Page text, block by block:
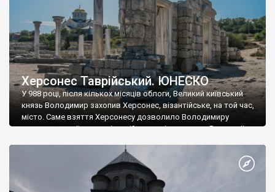
Херсонес Таврійський. ЮНЕСКО
У 988 році, після кількох місяців облоги, Великий київський
князь Володимир захопив Херсонес, візантійське, на той час,
місто. Саме взяття Херсонесу дозволило Володимиру
диктувати свої умови візантійському імператору Василю ІІ, та
Херсонесі Володимир-язичник, став Василем-християнином.
А потім було Хрещення Русі. На честь Херсонесу Таврійського